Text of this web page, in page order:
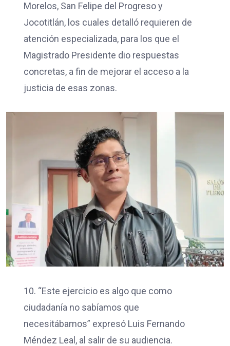
Morelos, San Felipe del Progreso y
Jocotitlán, los cuales detalló requieren de
atención especializada, para los que el
Magistrado Presidente dio respuestas
concretas, a fin de mejorar el acceso a la
justicia de esas zonas.
10. “Este ejercicio es algo que como
ciudadanía no sabíamos que
necesitábamos” expresó Luis Fernando
Méndez Leal, al salir de su audiencia.